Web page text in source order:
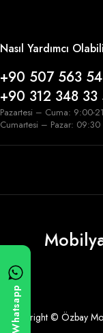
Nasıl Yardımcı
+90 507 563
+90 312 348 33
Pazartesi – Cuma: 9:00-
Cumartesi – Pazar:
Copyright © Özbay
Whatsapp